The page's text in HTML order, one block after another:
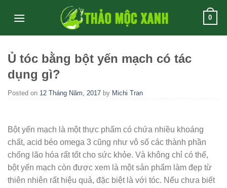
0
Ủ tóc bằng bột yến mạch có tác
dụng gì?
Posted on 12 Tháng Năm, 2017 by Michi Tran
Bột yến mạch là một thực phẩm có chứa nhiều khoáng
chất, acid béo omega 3 cũng như vô số các thành phần
chống lão hóa rất tốt cho sức khỏe. Và không chỉ có thế,
bột yến mạch còn được xem là một sản phẩm làm đẹp từ
thiên nhiên rất hiệu quả, đặc biệt là với tóc. Nếu chưa biết